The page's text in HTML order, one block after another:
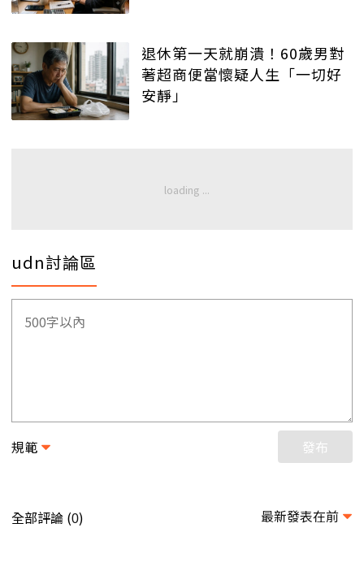
退休第一天就崩潰！60歲男對
著超商便當懷疑人生「一切好
安靜」
udn討論區
規範 發布
全部評論 (0) 最新發表在前